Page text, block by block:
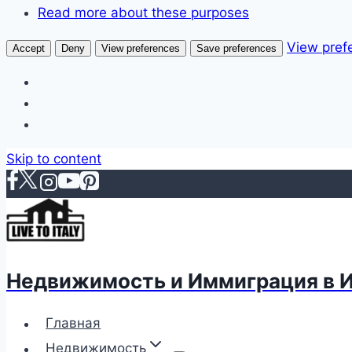
Read more about these purposes
Accept Deny View preferences Save preferences View
Skip to content
Недвижимость и Иммиграция в
Главная
Недвижимость